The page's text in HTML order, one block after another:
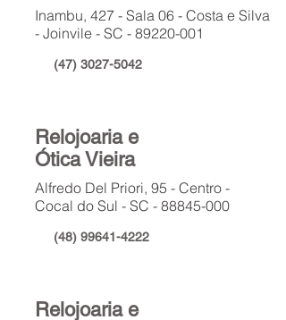
Inambu, 427 - Sala 06 - Costa e Silva
- Joinvile - SC - 89220-001
(47) 3027-5042
Relojoaria e
Ótica Vieira
Alfredo Del Priori, 95 - Centro -
Cocal do Sul - SC - 88845-000
(48) 99641-4222
Relojoaria e